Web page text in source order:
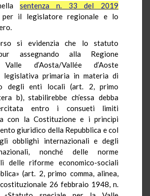
sentenza n. 33 del 2019
per il legislatore regionale e lo
si evidenzia che lo statuto
assegnando alla Regione
d’Aosta/Vallée d’Aoste
legislativa primaria in materia di
degli enti locali (art. 2, primo
b), stabilirebbe ch’essa debba
entro i consueti limiti
con la Costituzione e i princìpi
giuridico della Repubblica e col
obblighi internazionali e degli
nonché delle norme
delle riforme economico-sociali
(art. 2, primo comma, alinea,
26 febbraio 1948, n.